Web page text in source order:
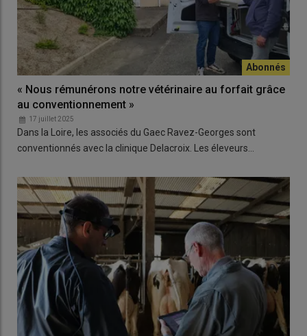
« Nous rémunérons notre vétérinaire au forfait grâce
au conventionnement »
17 juillet 2025
Dans la Loire, les associés du Gaec Ravez-Georges sont
conventionnés avec la clinique Delacroix. Les éleveurs…